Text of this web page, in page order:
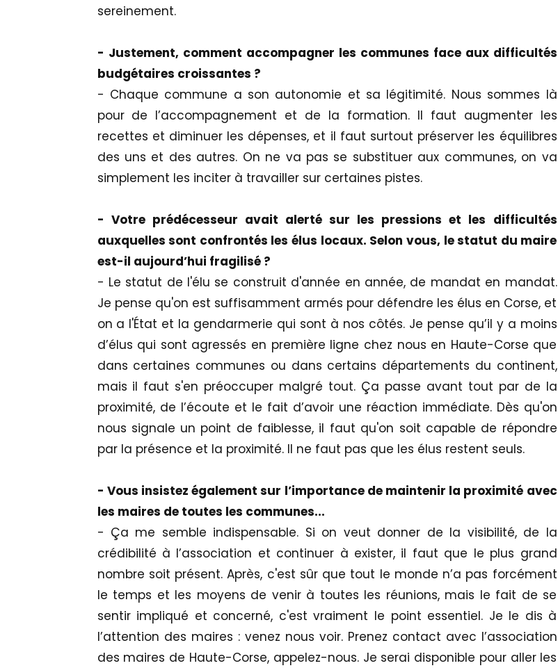
sereinement.
- Justement, comment accompagner les communes face aux difficultés
budgétaires croissantes ?
- Chaque commune a son autonomie et sa légitimité. Nous sommes là
pour de l’accompagnement et de la formation. Il faut augmenter les
recettes et diminuer les dépenses, et il faut surtout préserver les équilibres
des uns et des autres. On ne va pas se substituer aux communes, on va
simplement les inciter à travailler sur certaines pistes.
- Votre prédécesseur avait alerté sur les pressions et les difficultés
auxquelles sont confrontés les élus locaux. Selon vous, le statut du maire
est-il aujourd’hui fragilisé ?
- Le statut de l'élu se construit d'année en année, de mandat en mandat.
Je pense qu'on est suffisamment armés pour défendre les élus en Corse, et
on a l'État et la gendarmerie qui sont à nos côtés. Je pense qu’il y a moins
d’élus qui sont agressés en première ligne chez nous en Haute-Corse que
dans certaines communes ou dans certains départements du continent,
mais il faut s'en préoccuper malgré tout. Ça passe avant tout par de la
proximité, de l’écoute et le fait d’avoir une réaction immédiate. Dès qu'on
nous signale un point de faiblesse, il faut qu'on soit capable de répondre
par la présence et la proximité. Il ne faut pas que les élus restent seuls.
- Vous insistez également sur l’importance de maintenir la proximité avec
les maires de toutes les communes...
- Ça me semble indispensable. Si on veut donner de la visibilité, de la
crédibilité à l’association et continuer à exister, il faut que le plus grand
nombre soit présent. Après, c'est sûr que tout le monde n’a pas forcément
le temps et les moyens de venir à toutes les réunions, mais le fait de se
sentir impliqué et concerné, c'est vraiment le point essentiel. Je le dis à
l’attention des maires : venez nous voir. Prenez contact avec l’association
des maires de Haute-Corse, appelez-nous. Je serai disponible pour aller les